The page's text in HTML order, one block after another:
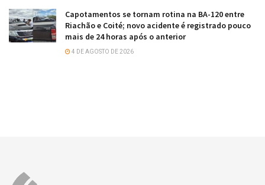
Capotamentos se tornam rotina na BA-120 entre
Riachão e Coité; novo acidente é registrado pouco
mais de 24 horas após o anterior
4 DE AGOSTO DE 2026